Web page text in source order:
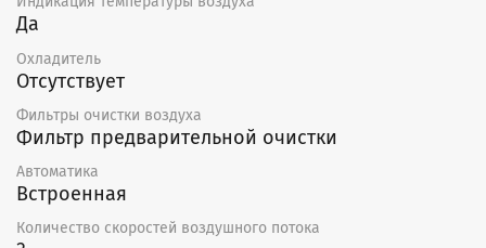
жидкость.
Гарантия — 12 месяцев
Да
Охладитель
Отсутствует
Фильтры очистки воздуха
Фильтр предварительной очистки
Автоматика
Встроенная
Количество скоростей воздушного потока